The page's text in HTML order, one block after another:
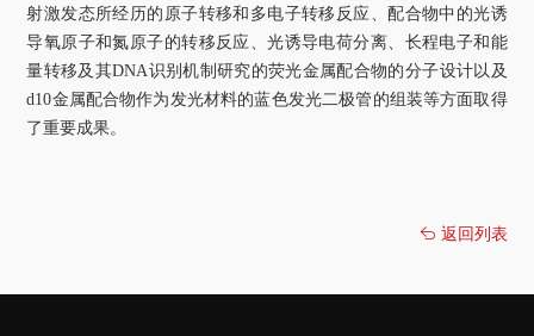
射激发态所经历的原子转移和多电子转移反应、配合物中的光诱
导氧原子和氮原子的转移反应、光诱导电荷分离、长程电子和能
量转移及其DNA识别机制研究的荧光金属配合物的分子设计以及
d10金属配合物作为发光材料的蓝色发光二极管的组装等方面取得
了重要成果。
返回列表